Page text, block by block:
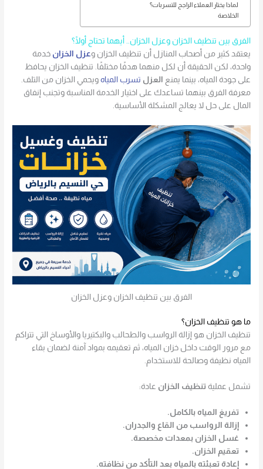
لماذا يختار العملاء الراجح للتسربات؟
الخلاصة
الفرق بين تنظيف الخزان وعزل الخزان.. أيهما تحتاج أولًا؟
يعتقد كثير من أصحاب المنازل أن تنظيف الخزان وعزل الخزان خدمة
واحدة، لكن الحقيقة أن لكل منهما هدفًا مختلفًا. تنظيف الخزان يحافظ
على جودة المياه، بينما يمنع العزل تسرب المياه ويحمي الخزان من التلف.
معرفة الفرق بينهما تساعدك على اختيار الخدمة المناسبة وتجنب إنفاق
المال على حل لا يعالج المشكلة الأساسية.
الفرق بين تنظيف الخزان وعزل الخزان
ما هو تنظيف الخزان؟
تنظيف الخزان هو إزالة الرواسب والطحالب والبكتيريا والأوساخ التي تتراكم
مع مرور الوقت داخل خزان المياه، ثم تعقيمه بمواد آمنة لضمان بقاء
المياه نظيفة وصالحة للاستخدام.
تشمل عمليةتنظيف الخزان عادة:
تفريغ المياه بالكامل.
إزالة الرواسب من القاع والجدران.
غسل الخزان بمعدات مخصصة.
تعقيم الخزان.
إعادة تعبئته بالمياه بعد التأكد من نظافته.